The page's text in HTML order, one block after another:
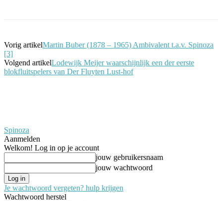
Vorig artikelMartin Buber (1878 – 1965) Ambivalent t.a.v. Spinoza
[3]
Volgend artikelLodewijk Meijer waarschijnlijk een der eerste
blokfluitspelers van Der Fluyten Lust-hof
Spinoza
Aanmelden
Welkom! Log in op je account
jouw gebruikersnaam
jouw wachtwoord
Je wachtwoord vergeten? hulp krijgen
Wachtwoord herstel